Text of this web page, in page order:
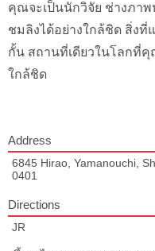
คุณจะเป็นนักวิจัย ช่างภา
ชมลิงได้อย่างใกล้ชิด สิ่ง
กั้น สถานที่เดียวในโลกที่
ใกล้ชิด
Address
6845 Hirao, Yamanouchi,
0401
Directions
JR